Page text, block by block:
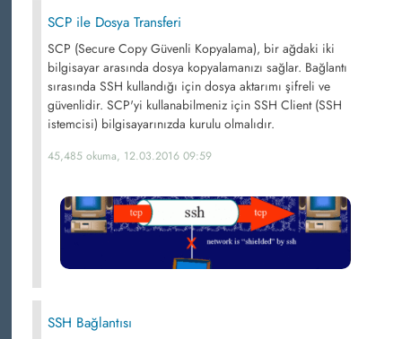
SCP ile Dosya Transferi
SCP (Secure Copy Güvenli Kopyalama), bir ağdaki iki
bilgisayar arasında dosya kopyalamanızı sağlar. Bağlantı
sırasında SSH kullandığı için dosya aktarımı şifreli ve
güvenlidir. SCP'yi kullanabilmeniz için SSH Client (SSH
istemcisi) bilgisayarınızda kurulu olmalıdır.
45,485 okuma, 12.03.2016 09:59
SSH Bağlantısı